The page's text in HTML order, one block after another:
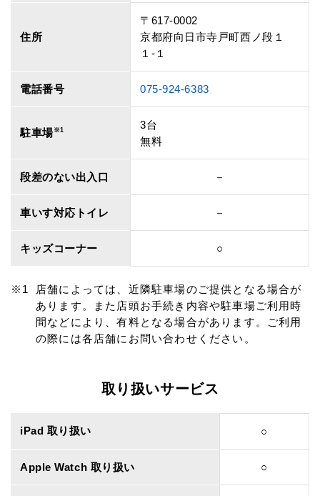
住所
〒617-0002
京都府向日市寺戸町西ノ段１
１‐１
電話番号 075-924-6383
駐車場※1
3台
無料
段差のない出入口 －
車いす対応トイレ －
キッズコーナー ○
店舗によっては、近隣駐車場のご提供となる場合が
あります。また店頭お手続き内容や駐車場ご利用時
間などにより、有料となる場合があります。ご利用
の際には各店舗にお問い合わせください。
取り扱いサービス
iPad 取り扱い ○
Apple Watch 取り扱い ○